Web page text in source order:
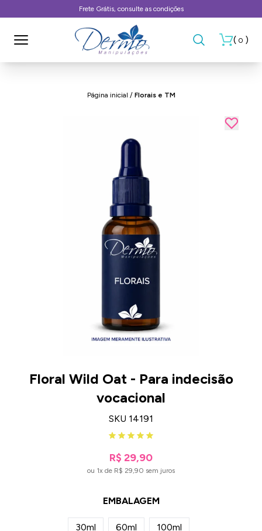
Frete Grátis, consulte as condições
( 0 )
Página inicial / Florais e TM
Floral Wild Oat - Para indecisão
vocacional
SKU 14191
R$ 29,90
ou 1x de R$ 29,90 sem juros
EMBALAGEM
30ml 60ml 100ml